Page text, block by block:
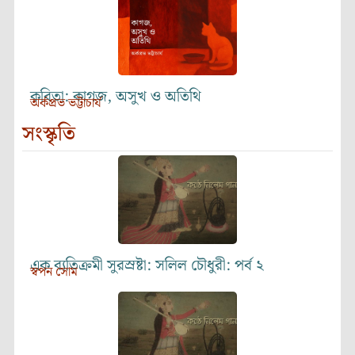
কবিতা: কাগজ, অসুখ ও অতিথি
অর্কপ্রভ ভট্টাচার্য
সংস্কৃতি
এক ব্যতিক্রমী সুরস্রষ্টা: সলিল চৌধুরী: পর্ব ২
স্বপন সোম